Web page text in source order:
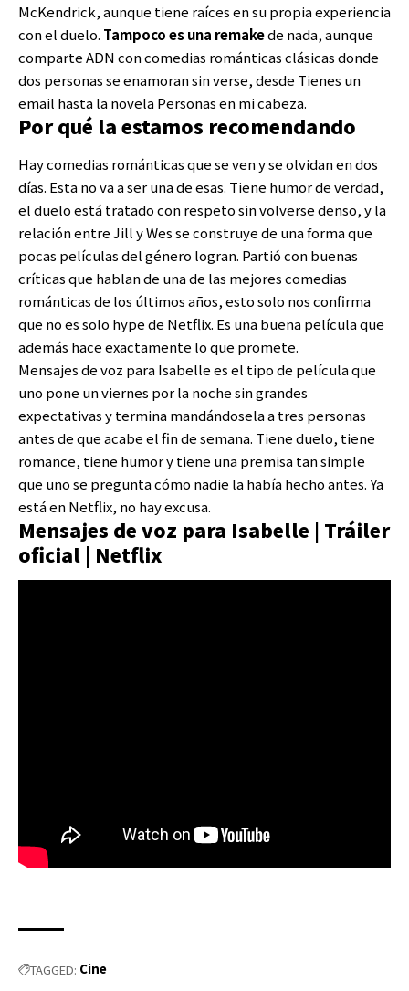
McKendrick, aunque tiene raíces en su propia experiencia
con el duelo. Tampoco es una remakede nada, aunque
comparte ADN con comedias románticas clásicas donde
dos personas se enamoran sin verse, desde Tienes un
email hasta la novela Personas en mi cabeza.
Por qué la estamos recomendando
Hay comedias románticas que se ven y se olvidan en dos
días. Esta no va a ser una de esas. Tiene humor de verdad,
el duelo está tratado con respeto sin volverse denso, y la
relación entre Jill y Wes se construye de una forma que
pocas películas del género logran. Partió con buenas
críticas que hablan de una de las mejores comedias
románticas de los últimos años, esto solo nos confirma
que no es solo hype de Netflix. Es una buena película que
además hace exactamente lo que promete.
Mensajes de voz para Isabelle es el tipo de película que
uno pone un viernes por la noche sin grandes
expectativas y termina mandándosela a tres personas
antes de que acabe el fin de semana. Tiene duelo, tiene
romance, tiene humor y tiene una premisa tan simple
que uno se pregunta cómo nadie la había hecho antes. Ya
está en Netflix, no hay excusa.
Mensajes de voz para Isabelle | Tráiler
oficial | Netflix
TAGGED: Cine